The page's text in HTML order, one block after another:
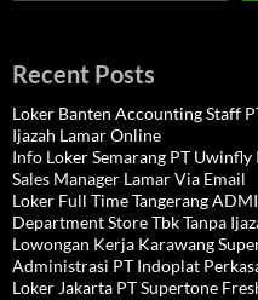
Recent Posts
Loker Banten Accounting Staff
Ijazah Lamar Online
Info Loker Semarang PT
Sales Manager Lamar Via Email
Loker Full Time Tangerang
Department Store Tbk Tanpa
Lowongan Kerja Karawang
Administrasi PT Indoplat
Loker Jakarta PT Supertone